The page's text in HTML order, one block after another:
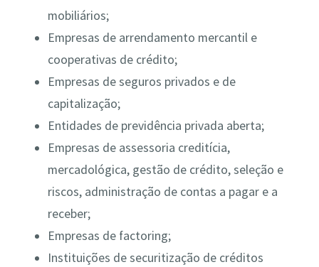
mobiliários;
Empresas de arrendamento mercantil e
cooperativas de crédito;
Empresas de seguros privados e de
capitalização;
Entidades de previdência privada aberta;
Empresas de assessoria creditícia,
mercadológica, gestão de crédito, seleção e
riscos, administração de contas a pagar e a
receber;
Empresas de factoring;
Instituições de securitização de créditos